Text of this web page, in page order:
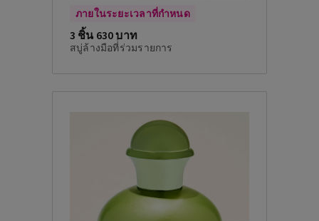
ภายในระยะเวลาที่กำหนด
3 ชิ้น 630 บาท
สบู่ล้างมือที่่ร่วมรายการ